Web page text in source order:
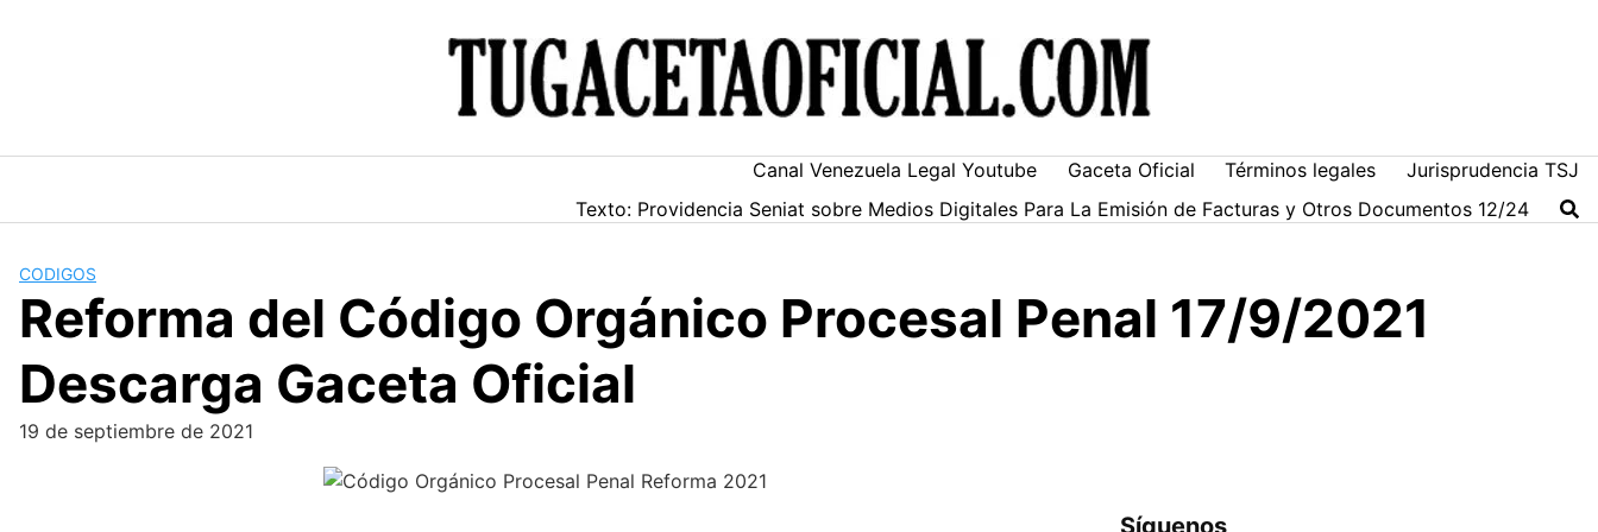
Canal Venezuela Legal Youtube Gaceta Oficial Términos legales
Jurisprudencia TSJ
Texto: Providencia Seniat sobre Medios Digitales Para La Emisión de Facturas y Otros Documentos 12/24
CODIGOS
Reforma del Código Orgánico Procesal Penal 17/9/2021
Descarga Gaceta Oficial
19 de septiembre de 2021
Síguenos